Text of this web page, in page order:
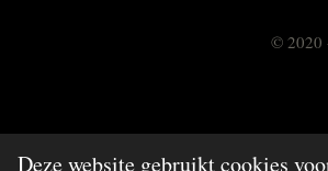
Deze website gebruikt cookies
© 2020